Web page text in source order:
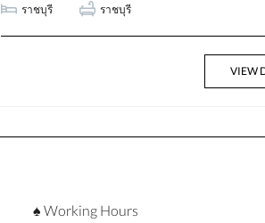
ราชบุรี ราชบุรี
VIEW
฿58,174,000
♠ Working Hours